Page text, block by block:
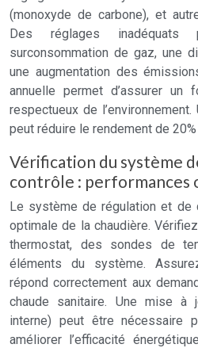
(monoxyde de carbone), et
Des réglages inadéquats
surconsommation de gaz, une
une augmentation des
annuelle permet d’assurer un
respectueux de
peut réduire le rendement de
Vérification du système
contrôle : performances
Le système de régulation et de
optimale de la chaudière.
thermostat, des sondes de
éléments du système.
répond correctement aux
chaude sanitaire. Une mise à
interne) peut être nécessaire
améliorer l’efficacité